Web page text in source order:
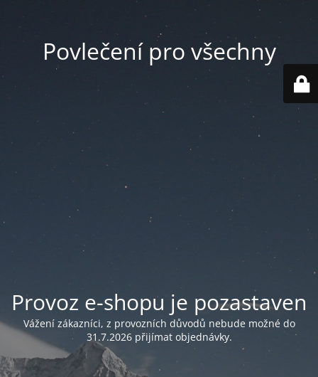
Povlečení pro všechny
Provoz e-shopu je pozastaven
Vážení zákazníci, z provozních důvodů nebude možné do
31.7.2026 přijímat objednávky.